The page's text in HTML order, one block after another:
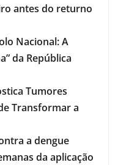
antes do returno
Nacional: A
da República
Tumores
Transformar a
a dengue
da aplicação